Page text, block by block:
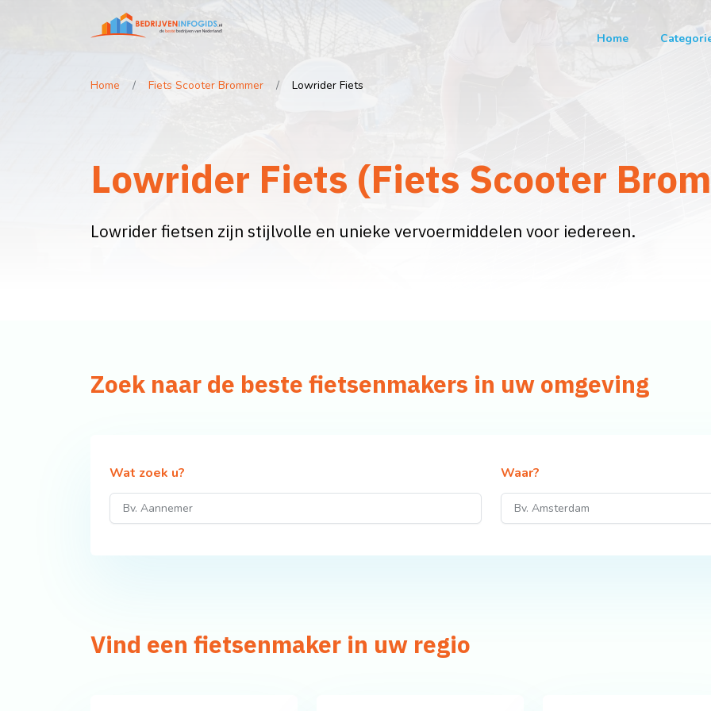
Home
Home Fiets Scooter Brommer Lowrider Fiets
Lowrider Fiets (Fiets Scooter
Lowrider fietsen zijn stijlvolle en unieke vervoermiddelen voor iedereen.
Zoek naar de beste fietsenmakers in uw omgeving
Wat zoek u? Waar?
Vind een fietsenmaker in uw regio